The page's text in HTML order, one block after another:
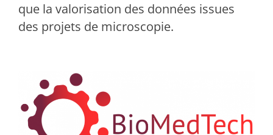
que la valorisation des données issues
des projets de microscopie.